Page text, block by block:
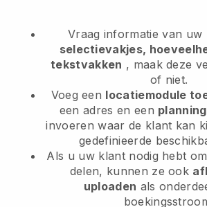
Vraag informatie van uw
selectievakjes,
tekstvakken , maak deze
of niet.
Voeg een locatiemodule
een adres en een
invoeren waar de klant kan
gedefinieerde
Als u uw klant nodig hebt
delen, kunnen ze ook
uploaden als